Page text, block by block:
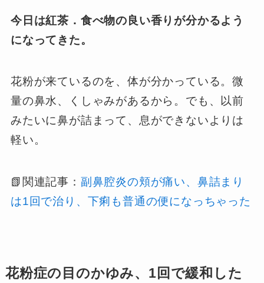
今日は紅茶．食べ物の良い香りが分かるよう
になってきた。
花粉が来ているのを、体が分かっている。微
量の鼻水、くしゃみがあるから。でも、以前
みたいに鼻が詰まって、息ができないよりは
軽い。
📗関連記事： 副鼻腔炎の頬が痛い、鼻詰まり
は1回で治り、下痢も普通の便になっちゃった
花粉症の目のかゆみ、1回で緩和した